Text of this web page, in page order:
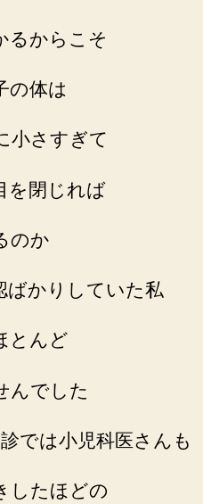
るからこそ
の体は
小さすぎて
を閉じれば
のか
ばかりしていた私
とんど
んでした
では小児科医さんも
したほどの